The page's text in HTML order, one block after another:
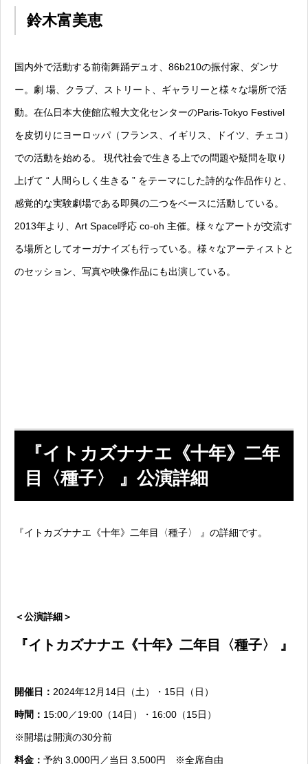
鈴木富美恵
国内外で活動する前衛舞踊デュオ、86b210の振付家、ダンサ
ー。劇 場、クラブ、ストリート、ギャラリーと様々な場所で活
動。在仏日本大使館広報大文化センターのParis-Tokyo Festivel
を皮切りにヨーロッパ（フランス、イギリス、ドイツ、チェコ）
での活動を始める。 現代社会で生きる上での問題や疑問を取り
上げて “ 人間らしく生きる ” をテーマにした詩的な作品作りと、
感覚的な実験劇場である即興の二つをベースに活動している。
2013年より、Art Space呼応 co-oh 主催。様々なアートが交流す
る場所としてオーガナイズも行っている。様々なアーティストと
のセッション、写真や映像作品にも出演している。
『イトカズナナエ《十年》二年
目〈種子〉 』公演詳細
『イトカズナナエ《十年》二年目〈種子〉 』の詳細です。
＜公演詳細＞
『イトカズナナエ《十年》二年目〈種子〉 』
開催日： 2024年12月14日（土）・15日（日）
時間： 15:00／19:00（14日）・16:00（15日）
※開場は開演の30分前
料金： 予約 3,000円／当日 3,500円 ※全席自由